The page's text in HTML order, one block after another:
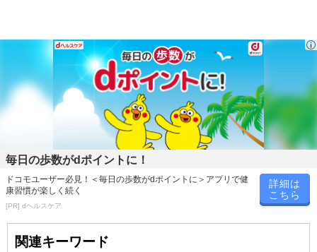
■その他共通および商品カテゴリー別注意事項（※必ずご確認くだ
さい）
こちらの情報は2026-07-09 14:13:35.0での情報となります。
毎日の歩数がdポイントに！
ドコモユーザー必見！＜毎日の歩数がdポイントに＞アプリで健
康習慣が楽しく続く
[PR] dヘルスケア
詳細は
こちら
関連キーワード